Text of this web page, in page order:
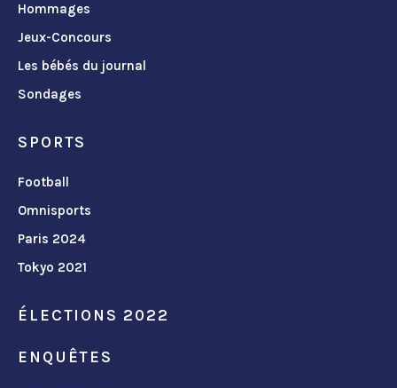
Hommages
Jeux-Concours
Les bébés du journal
Sondages
SPORTS
Football
Omnisports
Paris 2024
Tokyo 2021
ÉLECTIONS 2022
ENQUÊTES